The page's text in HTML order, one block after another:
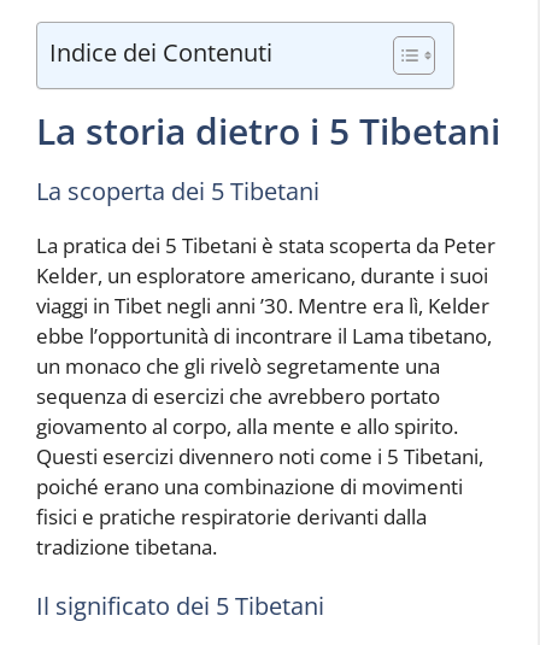
Indice dei Contenuti
La storia dietro i 5 Tibetani
La scoperta dei 5 Tibetani
La pratica dei 5 Tibetani è stata scoperta da Peter
Kelder, un esploratore americano, durante i suoi
viaggi in Tibet negli anni ’30. Mentre era lì, Kelder
ebbe l’opportunità di incontrare il Lama tibetano,
un monaco che gli rivelò segretamente una
sequenza di esercizi che avrebbero portato
giovamento al corpo, alla mente e allo spirito.
Questi esercizi divennero noti come i 5 Tibetani,
poiché erano una combinazione di movimenti
fisici e pratiche respiratorie derivanti dalla
tradizione tibetana.
Il significato dei 5 Tibetani